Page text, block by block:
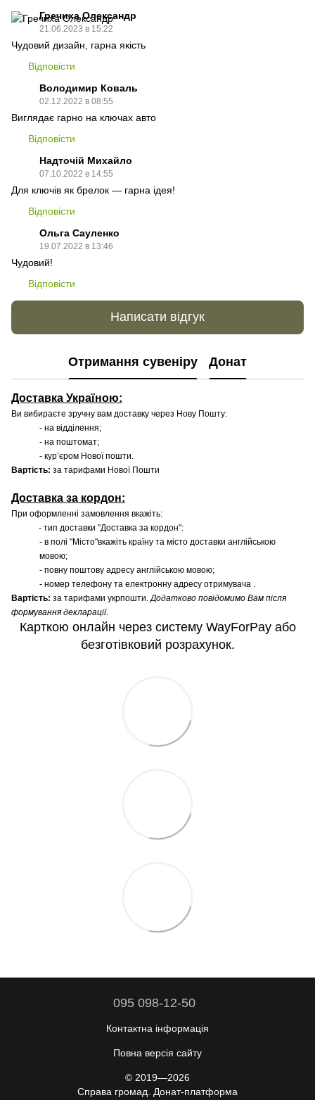
Гречиха Олександр
21.06.2023 в 15:22
Чудовий дизайн, гарна якість
Відповісти
Володимир Коваль
02.12.2022 в 08:55
Виглядає гарно на ключах авто
Відповісти
Надточій Михайло
07.10.2022 в 14:55
Для ключів як брелок — гарна ідея!
Відповісти
Ольга Сауленко
19.07.2022 в 13:46
Чудовий!
Відповісти
Написати відгук
Отримання сувеніру Донат
Доставка Україною:
Ви вибираєте зручну вам доставку через Нову Пошту:
- на відділення;
- на поштомат;
- кур’єром Нової пошти.
Вартість: за тарифами Нової Пошти
Доставка за кордон:
При оформленні замовлення вкажіть:
- тип доставки "Доставка за кордон":
- в полі "Місто"вкажіть країну та місто доставки англійською
мовою;
- повну поштову адресу англійською мовою;
- номер телефону та електронну адресу отримувача .
Вартість: за тарифами укрпошти. Додатково повідомимо Вам після
формування декларації.
Карткою онлайн через систему WayForPay або
безготівковий розрахунок.
095 098-12-50
Контактна інформація
Повна версія сайту
© 2019—2026
Справа громад. Донат-платформа